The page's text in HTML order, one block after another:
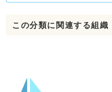
この分類に関連する組織